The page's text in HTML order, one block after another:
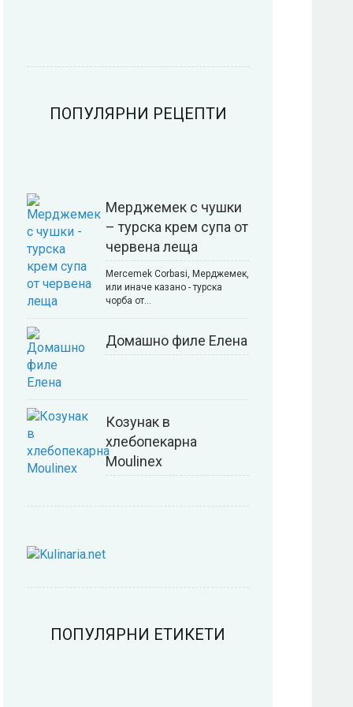
ПОПУЛЯРНИ РЕЦЕПТИ
Мерджемек с чушки
– турска крем супа от
червена леща
Mercemek Corbasi, Мерджемек,
или иначе казано - турска
чорба от…
Домашно филе Елена
Козунак в
хлебопекарна
Moulinex
ПОПУЛЯРНИ ЕТИКЕТИ